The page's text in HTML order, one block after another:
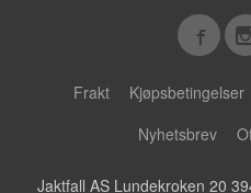
Frakt Kjøpsbetingelser
Nyhetsbrev
Jaktfall AS Lundekroken 20